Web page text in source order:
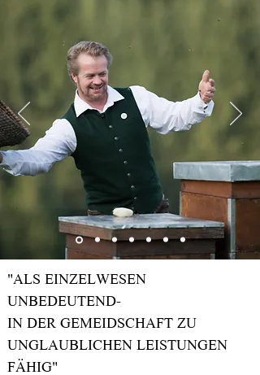
"ALS EINZELWESEN
UNBEDEUTEND-
IN DER GEMEIDSCHAFT ZU
UNGLAUBLICHEN LEISTUNGEN
FÄHIG"